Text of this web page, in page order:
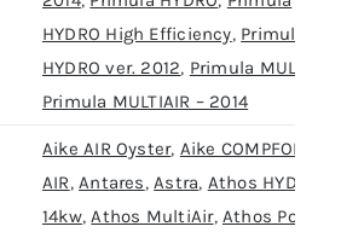
HYDRO High Efficiency, Primula
HYDRO ver. 2012, Primula MULTIAIR
Primula MULTIAIR – 2014
Aike AIR Oyster, Aike COMPFORT
AIR,Antares,Astra, Athos HYDRO
14kw,Athos MultiAir, Athos Power